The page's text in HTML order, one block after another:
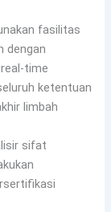
fasilitas
dengan
time
ketentuan
limbah
sifat